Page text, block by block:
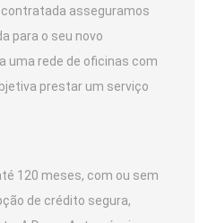
asseguramos
para o seu novo
uma rede de oficinas com
prestar um serviço
120 meses, com ou sem
de crédito segura,